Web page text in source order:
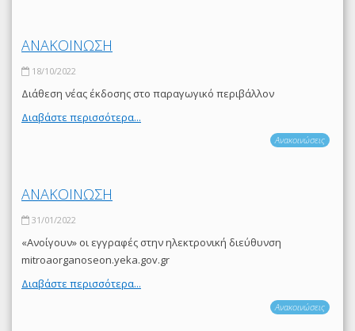
ΑΝΑΚΟΙΝΩΣΗ
18/10/2022
Διάθεση νέας έκδοσης στο παραγωγικό περιβάλλον
Διαβάστε περισσότερα...
Ανακοινώσεις
ΑΝΑΚΟΙΝΩΣΗ
31/01/2022
«Ανοίγουν» οι εγγραφές στην ηλεκτρονική διεύθυνση
mitroaorganoseon.yeka.gov.gr
Διαβάστε περισσότερα...
Ανακοινώσεις